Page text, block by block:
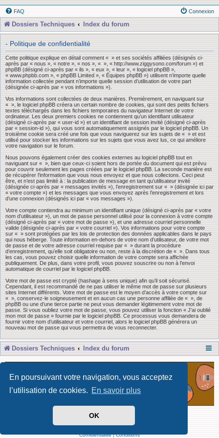
En poursuivant votre navigation, vous acceptez
l’utilisation de cookies. En savoir plus
OK
FAQ Connexion
Dossiers Techniques Index du forum
- Politique de confidentialité
Cette politique explique en détail comment « » et ses sociétés affiliées (désignés ci-
après par « nous », « notre », « nos », « », « http://www.ziggysono.com/forum ») et
phpBB (désigné ci-après par « ils », « eux », « leur », « logiciel phpBB »,
« www.phpbb.com », « phpBB Limited », « Équipes phpBB ») utilisent n’importe quelle
information collectée pendant n’importe quelle session d’utilisation de votre part
(désignée ci-après par « vos informations »).
Vos informations sont collectées de deux manières. Premièrement, en naviguant sur
« », le logiciel phpBB créera un certain nombre de cookies, qui sont des petits fichiers
textes téléchargés dans les fichiers temporaires du navigateur Internet de votre
ordinateur. Les deux premiers cookies ne contiennent qu’un identifiant utilisateur
(désigné ci-après par « user-id ») et un identifiant de session invité (désigné ci-après
par « session-id »), qui vous sont automatiquement assignés par le logiciel phpBB. Un
troisième cookie sera créé une fois que vous naviguerez sur les sujets de « » et est
utilisé pour stocker les informations sur les sujets que vous avez lus, ce qui améliore
votre navigation sur le forum.
Nous pouvons également créer des cookies externes au logiciel phpBB tout en
naviguant sur « », bien que ceux-ci soient hors de portée du document qui est prévu
pour couvrir seulement les pages créées par le logiciel phpBB. La seconde manière est
de récupérer l’information que vous nous envoyez et que nous collectons. Ceci peut
être, et n’est pas limité à : la publication de message en tant qu’utilisateur invité
(désignée ci-après par « messages invités »), l’enregistrement sur « » (désignée ici par
« votre compte ») et les messages que vous envoyez après l’enregistrement et lors
d’une connexion (désignés ici par « vos messages »).
Votre compte contiendra au minimum un identifiant unique (désigné ci-après par « votre
nom d’utilisateur »), un mot de passe personnel utilisé pour la connexion à votre compte
(désigné ci-après par « votre mot de passe »), et une adresse courriel personnelle
valide (désignée ci-après par « votre courriel »). Vos informations pour votre compte
sur « » sont protégées par les lois de protection des données applicables dans le pays
qui nous héberge. Toute information en-dehors de votre nom d’utilisateur, de votre mot
de passe et de votre adresse courriel requise par « » durant la procédure
d’enregistrement, qu’elle soit obligatoire ou non, reste à la discrétion de « ». Dans tous
les cas, vous pouvez choisir quelle information de votre compte sera affichée
publiquement. De plus, dans votre profil, vous pouvez souscrire ou non à l’envoi
automatique de courriel par le logiciel phpBB.
Votre mot de passe est crypté (hashage à sens unique) afin qu’il soit sécurisé.
Cependant, il est recommandé de ne pas utiliser le même mot de passe sur plusieurs
sites Internet différents. Votre mot de passe est le moyen d’accès à votre compte sur
« », conservez-le soigneusement et en aucun cas une personne affiliée de « », de
phpBB ou une d’une tierce partie ne peut vous demander légitimement votre mot de
passe. Si vous oubliez votre mot de passe, vous pouvez utiliser la fonction « J’ai oublié
mon mot de passe » fournie par le logiciel phpBB. Ce processus vous demandera de
fournir votre nom d’utilisateur et votre courriel, alors le logiciel phpBB générera un
nouveau mot de passe qui vous permettra de vous reconnecter.
Dossiers Techniques Index du forum
Développé par Forum Software © phpBB Limited
Traduit par phpBB-fr
Confidentialité|Conditions